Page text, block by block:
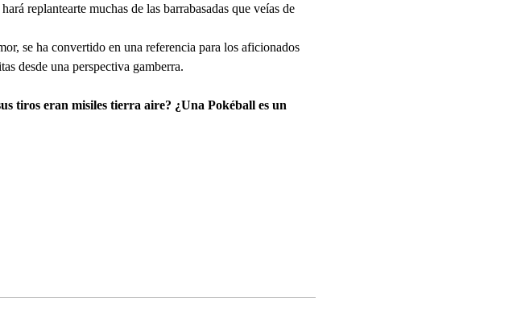
hará replantearte muchas de las barrabasadas que veías de
se ha convertido en una referencia para los aficionados
desde una perspectiva gamberra.
tiros eran misiles tierra aire? ¿Una Pokéball es un